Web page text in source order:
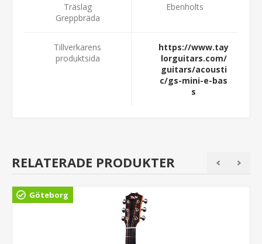
Träslag
Greppbräda
Ebenholts
Tillverkarens
produktsida
https://www.tay
lorguitars.com/
guitars/acousti
c/gs-mini-e-bas
s
RELATERADE PRODUKTER
Göteborg